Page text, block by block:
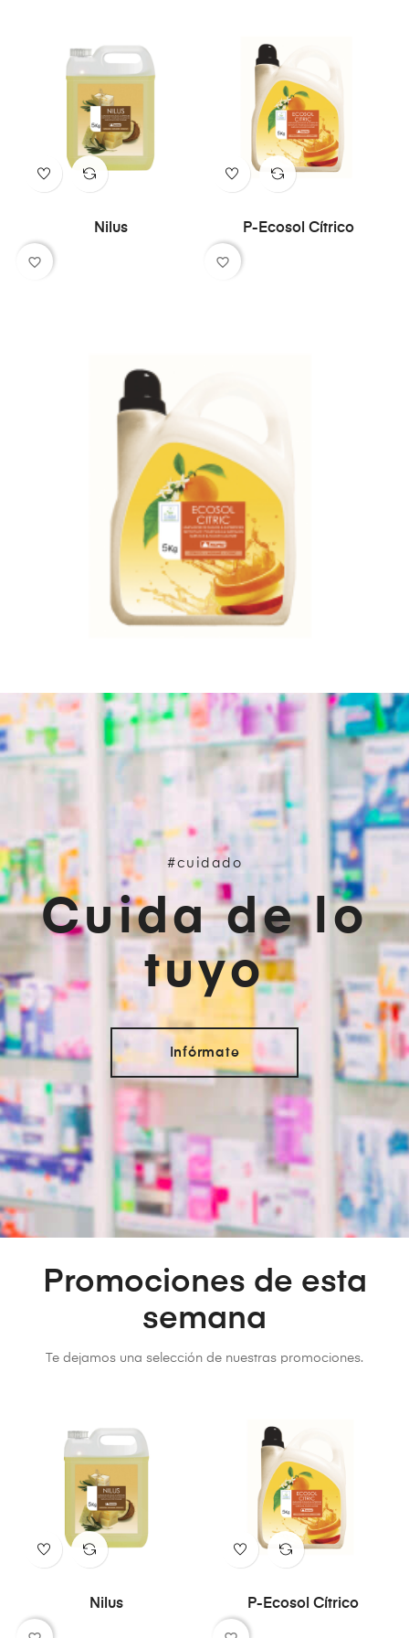
Nilus
favorite_border
P-Ecosol Cítrico
favorite_border
#cuidado
Cuida de lo
tuyo
Infórmate
Promociones de esta
semana
Te dejamos una selección de nuestras promociones.
Nilus P-Ecosol Cítrico